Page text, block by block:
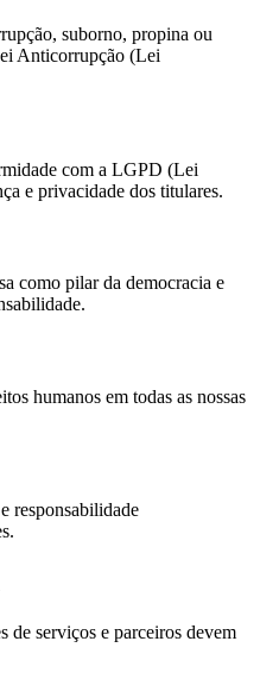
suborno, propina ou
Anticorrupção (Lei
com a LGPD (Lei
e privacidade dos titulares.
como pilar da democracia e
humanos em todas as nossas
responsabilidade
de serviços e parceiros devem